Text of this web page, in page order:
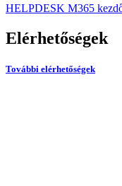
HELPDESK M365
Elérhetőségek
További elérhetőségek